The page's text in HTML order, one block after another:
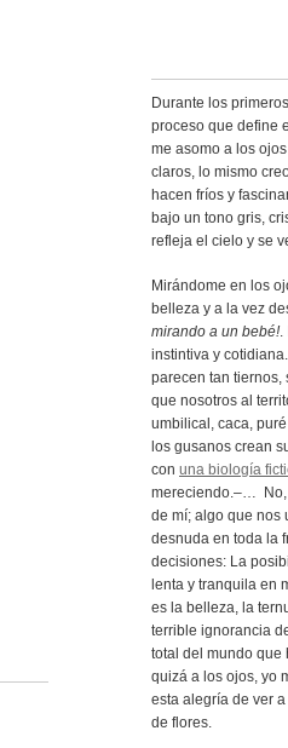
Durante los
proceso que define
me asomo a los
claros, lo mismo
hacen fríos y
bajo un tono gris,
refleja el cielo y se
Mirándome en los
belleza y a la vez
mirando a un bebé!.
instintiva y
parecen tan tiernos,
que nosotros al
umbilical, caca,
los gusanos crean
con una biología
mereciendo.–… No,
de mí; algo que nos
desnuda en toda la
decisiones: La
lenta y tranquila en
es la belleza, la
terrible ignorancia
total del mundo que
quizá a los ojos, yo
esta alegría de ver
de flores.